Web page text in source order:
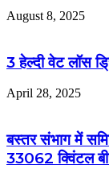
August 8, 2025
3 हेल्दी वेट लॉस
April 28, 2025
बस्तर संभाग में
33062 क्विंटल